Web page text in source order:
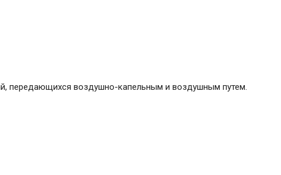
передающихся воздушно-капельным и воздушным путем.